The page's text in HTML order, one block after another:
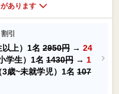
あります
引
以上）1名 2950円 → 24
学生）1名 1430円 → 1
3歳~未就学児）1名 107